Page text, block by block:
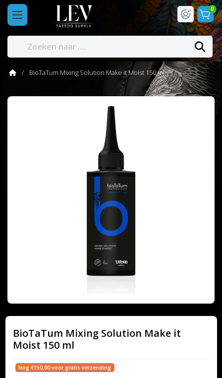
0
BioTaTum Mixing Solution Make it Moist 150 ml
BioTaTum Mixing Solution Make it
Moist 150 ml
Nog €150,00 voor gratis verzending